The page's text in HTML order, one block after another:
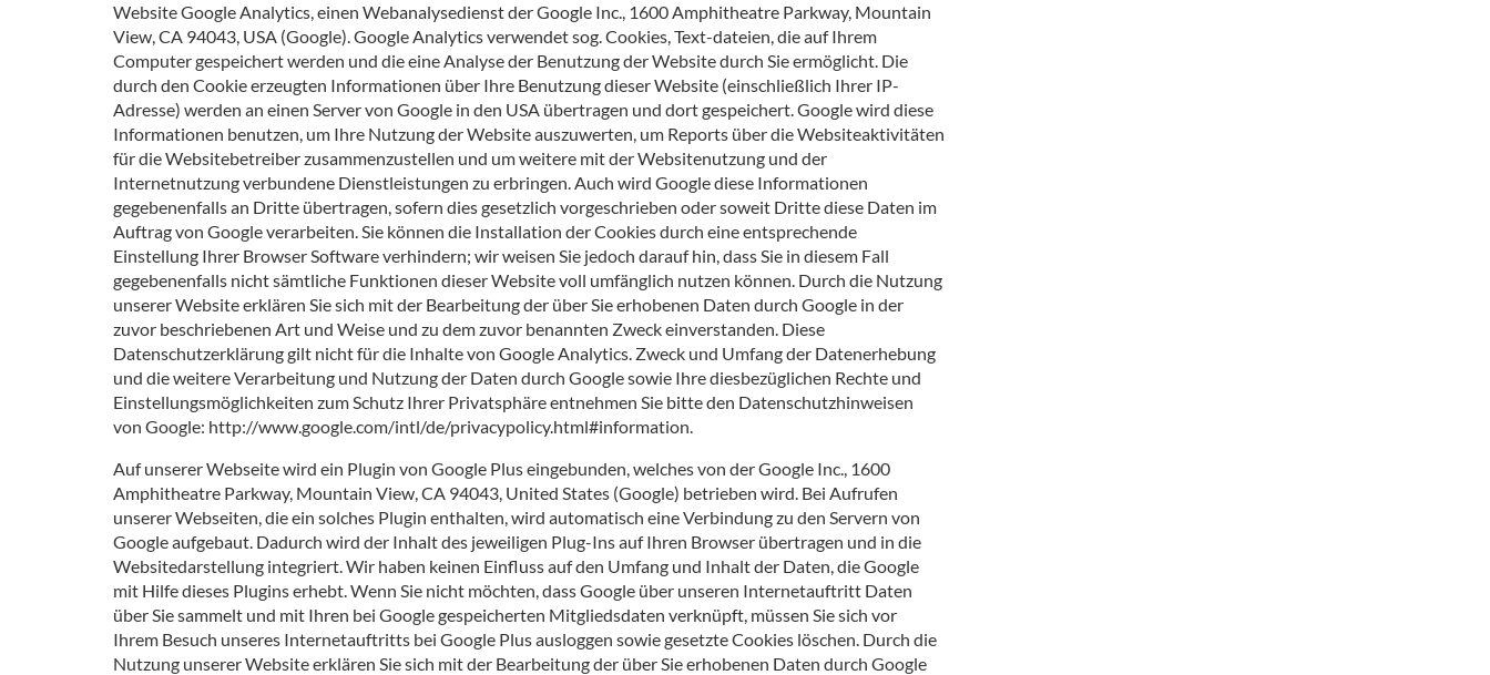
Website Google Analytics, einen Webanalysedienst der Google Inc., 1600 Amphitheatre Parkway, Mountain
View, CA 94043, USA (Google). Google Analytics verwendet sog. Cookies, Text-dateien, die auf Ihrem
Computer gespeichert werden und die eine Analyse der Benutzung der Website durch Sie ermöglicht. Die
durch den Cookie erzeugten Informationen über Ihre Benutzung dieser Website (einschließlich Ihrer IP-
Adresse) werden an einen Server von Google in den USA übertragen und dort gespeichert. Google wird diese
Informationen benutzen, um Ihre Nutzung der Website auszuwerten, um Reports über die Websiteaktivitäten
für die Websitebetreiber zusammenzustellen und um weitere mit der Websitenutzung und der
Internetnutzung verbundene Dienstleistungen zu erbringen. Auch wird Google diese Informationen
gegebenenfalls an Dritte übertragen, sofern dies gesetzlich vorgeschrieben oder soweit Dritte diese Daten im
Auftrag von Google verarbeiten. Sie können die Installation der Cookies durch eine entsprechende
Einstellung Ihrer Browser Software verhindern; wir weisen Sie jedoch darauf hin, dass Sie in diesem Fall
gegebenenfalls nicht sämtliche Funktionen dieser Website voll umfänglich nutzen können. Durch die Nutzung
unserer Website erklären Sie sich mit der Bearbeitung der über Sie erhobenen Daten durch Google in der
zuvor beschriebenen Art und Weise und zu dem zuvor benannten Zweck einverstanden. Diese
Datenschutzerklärung gilt nicht für die Inhalte von Google Analytics. Zweck und Umfang der Datenerhebung
und die weitere Verarbeitung und Nutzung der Daten durch Google sowie Ihre diesbezüglichen Rechte und
Einstellungsmöglichkeiten zum Schutz Ihrer Privatsphäre entnehmen Sie bitte den Datenschutzhinweisen
von Google: http://www.google.com/intl/de/privacypolicy.html#information.
Auf unserer Webseite wird ein Plugin von Google Plus eingebunden, welches von der Google Inc., 1600
Amphitheatre Parkway, Mountain View, CA 94043, United States (Google) betrieben wird. Bei Aufrufen
unserer Webseiten, die ein solches Plugin enthalten, wird automatisch eine Verbindung zu den Servern von
Google aufgebaut. Dadurch wird der Inhalt des jeweiligen Plug-Ins auf Ihren Browser übertragen und in die
Websitedarstellung integriert. Wir haben keinen Einfluss auf den Umfang und Inhalt der Daten, die Google
mit Hilfe dieses Plugins erhebt. Wenn Sie nicht möchten, dass Google über unseren Internetauftritt Daten
über Sie sammelt und mit Ihren bei Google gespeicherten Mitgliedsdaten verknüpft, müssen Sie sich vor
Ihrem Besuch unseres Internetauftritts bei Google Plus ausloggen sowie gesetzte Cookies löschen. Durch die
Nutzung unserer Website erklären Sie sich mit der Bearbeitung der über Sie erhobenen Daten durch Google